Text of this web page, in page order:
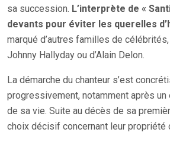
sa succession. L’interprète de «
devants pour éviter les querelles
marqué d’autres familles de
Johnny Hallyday ou d’Alain Delon.
La démarche du chanteur s’est
progressivement, notamment après un
de sa vie. Suite au décès de sa
choix décisif concernant leur propriété